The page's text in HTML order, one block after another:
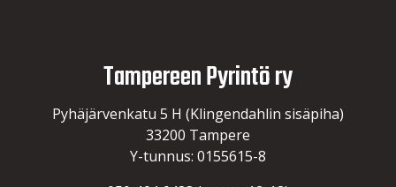
Tampereen Pyrintö ry
Pyhäjärvenkatu 5 H (Klingendahlin sisäpiha)
33200 Tampere
Y-tunnus: 0155615-8